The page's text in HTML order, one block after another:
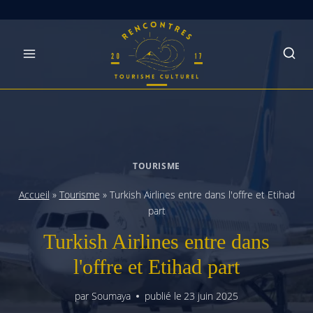
TOURISME
Accueil » Tourisme » Turkish Airlines entre dans l'offre et Etihad
part
Turkish Airlines entre dans
l'offre et Etihad part
par Soumaya publié le 23 juin 2025